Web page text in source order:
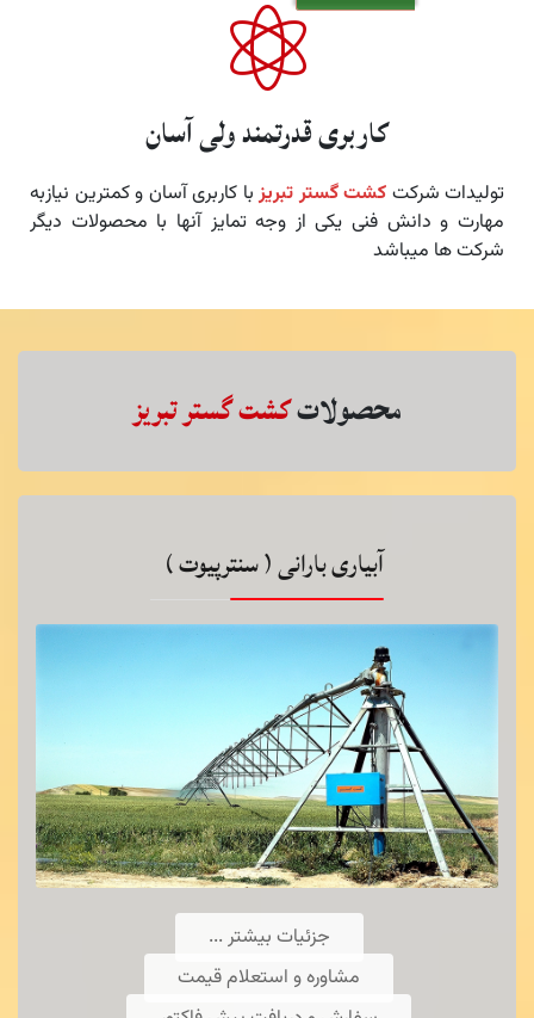
DF250
کشت کلزا كشت
گسترتبریز
توضیحات راجع به بذرکار
اطلاعات بیشتر ...
کاربری قدرتمند ولی آسان
تولیدات شرکت کشت گستر تبریزبا کاربری آسان و کمترین نیازبه
مهارت و دانش فنی یکی از وجه تمایز آنها با محصولات دیگر
شرکت ها میباشد
محصولاتکشت گستر تبریز
آبیاری بارانی ( سنترپیوت )
جزئیات بیشتر ...
مشاوره و استعلام قیمت